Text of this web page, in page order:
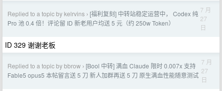
Replied to a topic by kelrvins › [福利复刻] 中转站稳定运营中， Codex 纯
Pro 池 0.4 倍！评论留 ID 新老用户均送 5 元（约 250w Token）
7 月
27
日
ID 329 谢谢老板
Replied to a topic by bbrow › [Bool 中转] 满血 Claude 限时 0.007x 支持
Fable5 opus5 本帖留言送 5 刀 新人加群再送 5 刀 原生满血性能随意测试
7 月
27
日